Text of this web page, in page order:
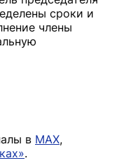
сроки и
члены
в MAX,
.